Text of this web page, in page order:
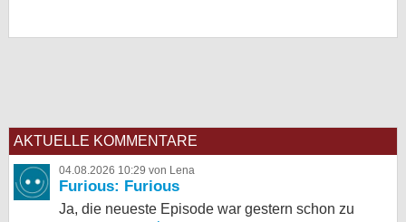
AKTUELLE KOMMENTARE
04.08.2026 10:29 von Lena
Furious: Furious
Ja, die neueste Episode war gestern schon zu